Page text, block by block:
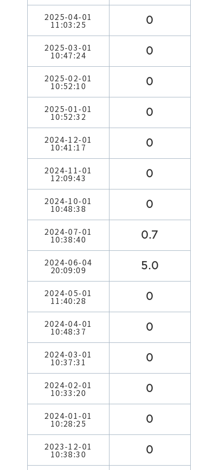
2025-04-01
11:03:25 0
2025-03-01
10:47:24 0
2025-02-01
10:52:10 0
2025-01-01
10:52:32 0
2024-12-01
10:41:17 0
2024-11-01
12:09:43 0
2024-10-01
10:48:38 0
2024-07-01
10:38:40 0.7
2024-06-04
20:09:09 5.0
2024-05-01
11:40:28 0
2024-04-01
10:48:37 0
2024-03-01
10:37:31 0
2024-02-01
10:33:20 0
2024-01-01
10:28:25 0
2023-12-01
10:38:30 0